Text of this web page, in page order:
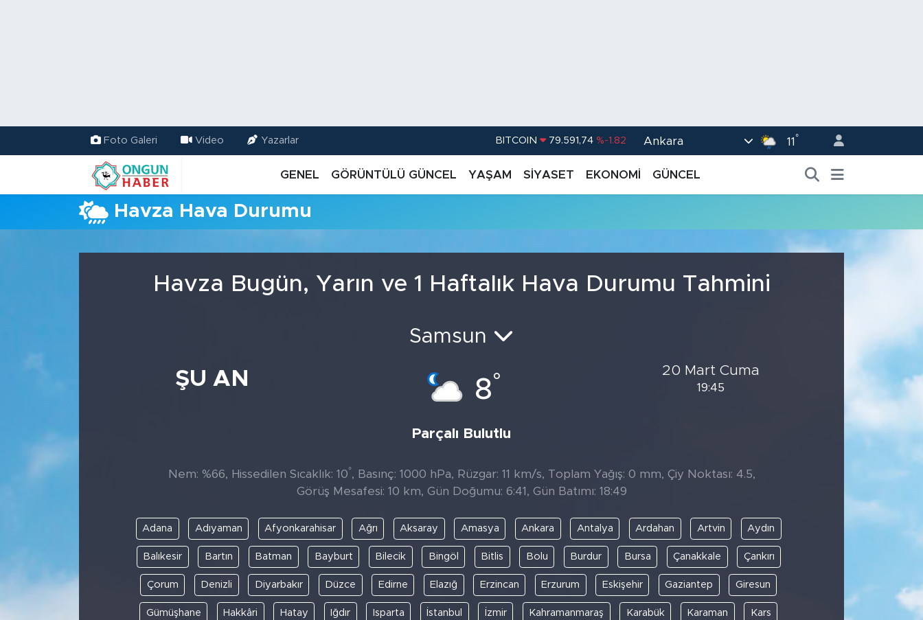
Foto Galeri Video Yazarlar BITCOIN 79.591,74 %-1.82 Ankara 11 °
GENEL GÖRÜNTÜLÜ GÜNCEL YAŞAM SİYASET EKONOMİ GÜNCEL
Havza Hava Durumu
Havza Bugün, Yarın ve 1 Haftalık Hava Durumu Tahmini
ŞU AN
Samsun
8°
Parçalı Bulutlu
20 Mart Cuma
19:45
Nem: %66, Hissedilen Sıcaklık: 10°, Basınç: 1000 hPa, Rüzgar: 11 km/s, Toplam Yağış: 0 mm, Çiy Noktası: 4.5,
Görüş Mesafesi: 10 km, Gün Doğumu: 6:41, Gün Batımı: 18:49
Adana Adıyaman Afyonkarahisar Ağrı Aksaray Amasya Ankara Antalya Ardahan Artvin Aydın
Balıkesir Bartın Batman Bayburt Bilecik Bingöl Bitlis Bolu Burdur Bursa Çanakkale Çankırı
Çorum Denizli Diyarbakır Düzce Edirne Elazığ Erzincan Erzurum Eskişehir Gaziantep Giresun
Gümüşhane Hakkâri Hatay Iğdır Isparta İstanbul İzmir Kahramanmaraş Karabük Karaman Kars
Trafik Durumu
TFF 2.Lig Kırmızı Grup Puan Durumu ve Fikstür
Tüm Manşetler